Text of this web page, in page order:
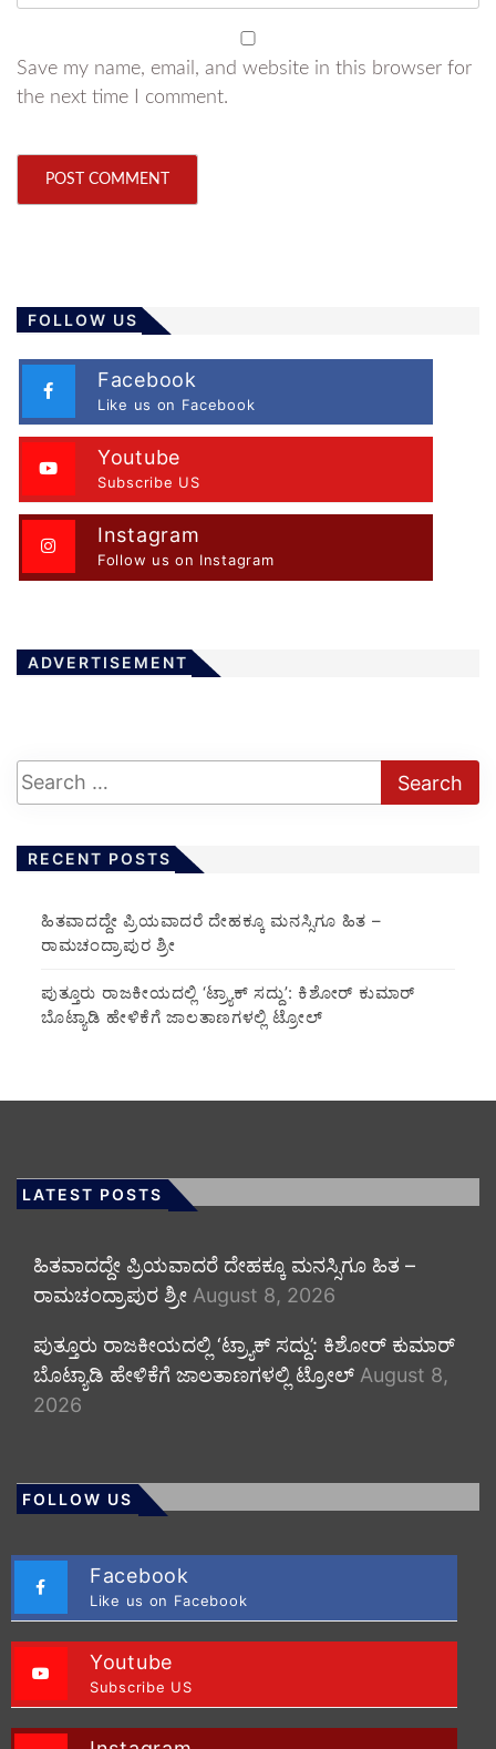
Save my name, email, and website in this browser for
the next time I comment.
FOLLOW US
Facebook
Like us on Facebook
Youtube
Subscribe US
Instagram
Follow us on Instagram
ADVERTISEMENT
RECENT POSTS
ಹಿತವಾದದ್ದೇ ಪ್ರಿಯವಾದರೆ ದೇಹಕ್ಕೂ ಮನಸ್ಸಿಗೂ ಹಿತ –
ರಾಮಚಂದ್ರಾಪುರ ಶ್ರೀ
ಪುತ್ತೂರು ರಾಜಕೀಯದಲ್ಲಿ ‘ಟ್ರ್ಯಾಕ್ ಸದ್ದು’: ಕಿಶೋರ್ ಕುಮಾರ್
ಬೊಟ್ಯಾಡಿ ಹೇಳಿಕೆಗೆ ಜಾಲತಾಣಗಳಲ್ಲಿ ಟ್ರೋಲ್
LATEST POSTS
ಹಿತವಾದದ್ದೇ ಪ್ರಿಯವಾದರೆ ದೇಹಕ್ಕೂ ಮನಸ್ಸಿಗೂ ಹಿತ –
ರಾಮಚಂದ್ರಾಪುರ ಶ್ರೀ August 8, 2026
ಪುತ್ತೂರು ರಾಜಕೀಯದಲ್ಲಿ ‘ಟ್ರ್ಯಾಕ್ ಸದ್ದು’: ಕಿಶೋರ್ ಕುಮಾರ್
ಬೊಟ್ಯಾಡಿ ಹೇಳಿಕೆಗೆ ಜಾಲತಾಣಗಳಲ್ಲಿ ಟ್ರೋಲ್ August 8,
2026
FOLLOW US
Facebook
Like us on Facebook
Youtube
Subscribe US